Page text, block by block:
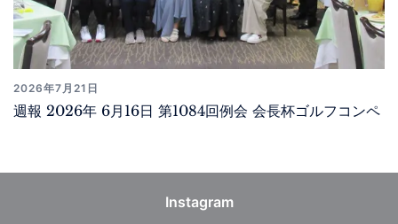
2026年7月21日
週報 2026年 6月16日 第1084回例会 会長杯ゴルフコンペ
Instagram